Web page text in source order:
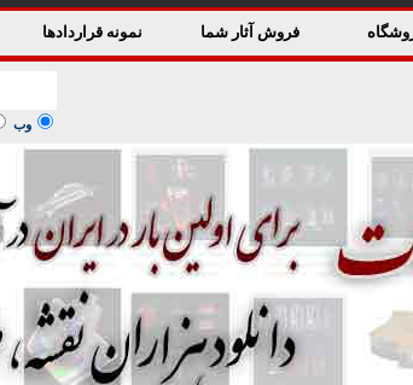
فروش آثار شما نمونه قراردادها
وب